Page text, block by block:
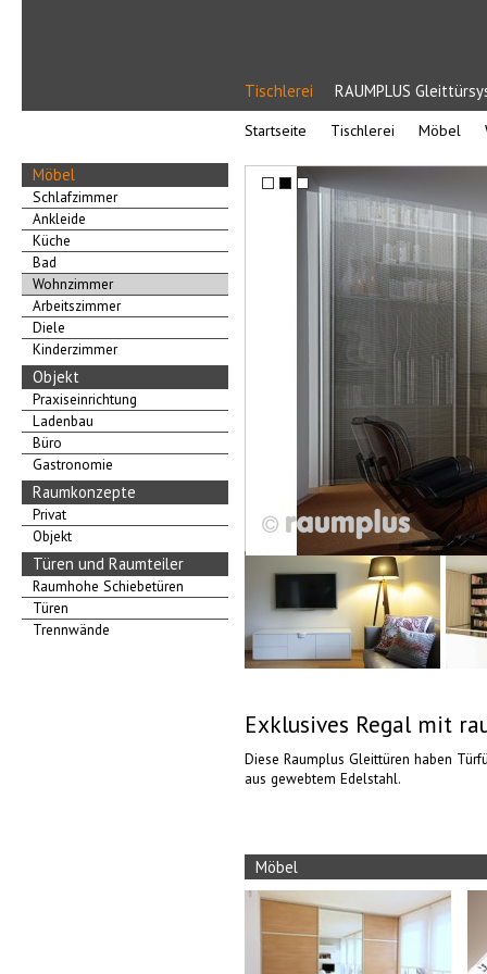
Tischlerei RAUMPLUS
Startseite Tischlerei Möbel
Möbel
Schlafzimmer
Ankleide
Küche
Bad
Wohnzimmer
Arbeitszimmer
Diele
Kinderzimmer
Objekt
Praxiseinrichtung
Ladenbau
Büro
Gastronomie
Raumkonzepte
Privat
Objekt
Türen und Raumteiler
Raumhohe Schiebetüren
Türen
Trennwände
Exklusives Regal mit
Diese Raumplus Gleittüren haben
aus gewebtem Edelstahl.
Möbel